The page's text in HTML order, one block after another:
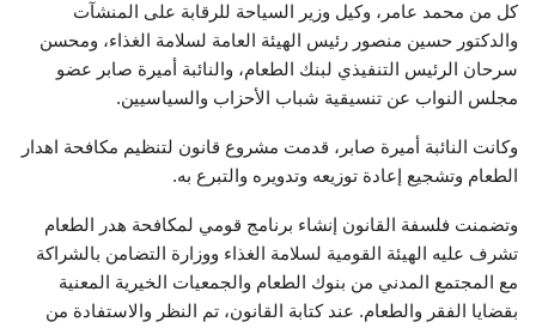
كل من محمد عامر، وكيل وزير السياحة للرقابة على المنشآت
والدكتور حسين منصور رئيس الهيئة العامة لسلامة الغذاء، ومحسن
سرحان الرئيس التنفيذي لبنك الطعام، والنائبة أميرة صابر عضو
مجلس النواب عن تنسيقية شباب الأحزاب والسياسيين.
وكانت النائبة أميرة صابر، قدمت مشروع قانون لتنظيم مكافحة اهدار
الطعام وتشجيع إعادة توزيعه وتدويره والتبرع به.
وتضمنت فلسفة القانون إنشاء برنامج قومي لمكافحة هدر الطعام
تشرف عليه الهيئة القومية لسلامة الغذاء ووزارة التضامن بالشراكة
مع المجتمع المدني من بنوك الطعام والجمعيات الخيرية المعنية
بقضايا الفقر والطعام. عند كتابة القانون، تم النظر والاستفادة من